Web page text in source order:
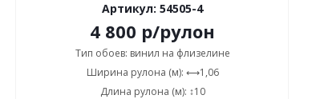
Артикул: 54505-4
4 800 р/рулон
Тип обоев: винил на флизелине
Ширина рулона (м): ⟷1,06
Длина рулона (м): ↕10